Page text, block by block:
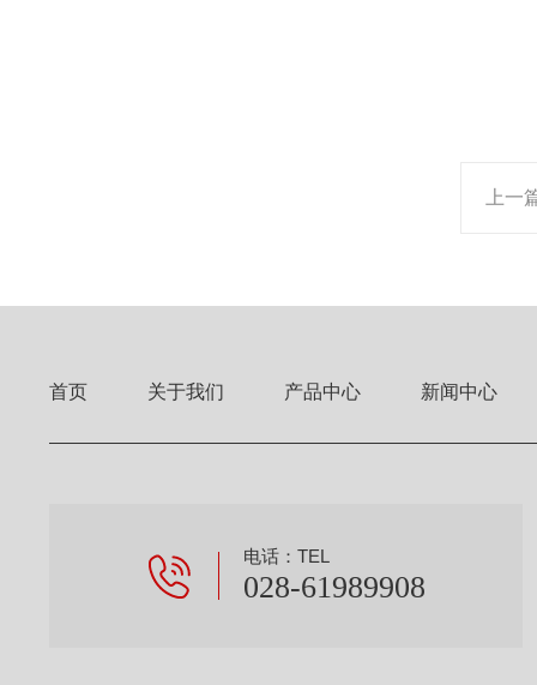
上一
首页 关于我们 产品中心 新闻中心
电话：TEL
028-61989908